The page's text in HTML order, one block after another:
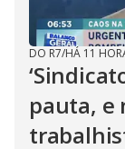
DO R7/HÁ 11
pauta, e